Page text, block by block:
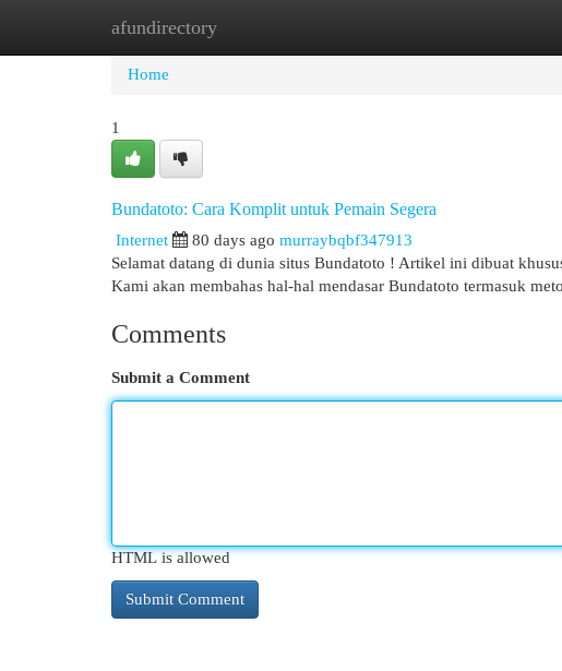
afundirectory
Home
Home
1
Bundatoto: Cara Komplit untuk Pemain Segera
Internet 80 days ago murraybqbf347913
Selamat datang di dunia situs Bundatoto ! Artikel ini dibuat
Kami akan membahas hal-hal mendasar Bundatoto termasuk
Comments
Submit a Comment
HTML is allowed